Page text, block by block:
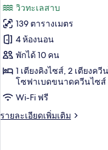
วิวทะเลสาบ
139 ตารางเมตร
4 ห้องนอน
พักได้ 10 คน
1 เตียงคิงไซส์, 2 เตียงค
โซฟาเบดขนาดควีนไซส์
Wi-Fi ฟรี
รายละเอียดเพิ่มเติม
ราย